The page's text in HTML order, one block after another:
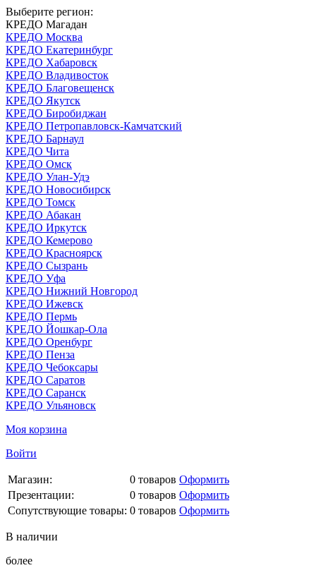
Выберите регион:
КРЕДО Магадан
КРЕДО Москва
КРЕДО Екатеринбург
КРЕДО Хабаровск
КРЕДО Владивосток
КРЕДО Благовещенск
КРЕДО Якутск
КРЕДО Биробиджан
КРЕДО Петропавловск-Камчатский
КРЕДО Барнаул
КРЕДО Чита
КРЕДО Омск
КРЕДО Улан-Удэ
КРЕДО Новосибирск
КРЕДО Томск
КРЕДО Абакан
КРЕДО Иркутск
КРЕДО Кемерово
КРЕДО Красноярск
КРЕДО Сызрань
КРЕДО Уфа
КРЕДО Нижний Новгород
КРЕДО Ижевск
КРЕДО Пермь
КРЕДО Йошкар-Ола
КРЕДО Оренбург
КРЕДО Пенза
КРЕДО Чебоксары
КРЕДО Саратов
КРЕДО Саранск
КРЕДО Ульяновск
Моя корзина
Войти
Магазин: 0 товаров Оформить
Презентации:
0 товаров Оформить
Сопутствующие товары: 0 товаров Оформить
В наличии
более